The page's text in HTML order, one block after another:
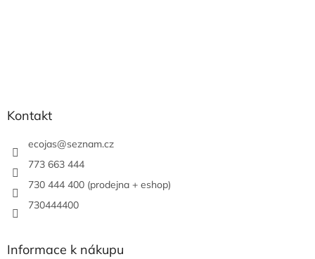
Kontakt
ecojas@seznam.cz
773 663 444
730 444 400 (prodejna + eshop)
730444400
Informace k nákupu